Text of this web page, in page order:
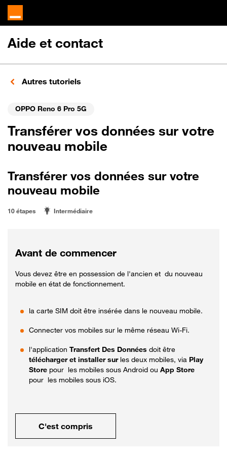
Aide et contact
Autres tutoriels
OPPO Reno 6 Pro 5G
Transférer vos données sur votre
nouveau mobile
Transférer vos données sur votre
nouveau mobile
10 étapes Intermédiaire
Avant de commencer
Vous devez être en possession de l'ancien et du nouveau
mobile en état de fonctionnement.
la carte SIM doit être insérée dans le nouveau mobile.
Connecter vos mobiles sur le même réseau Wi-Fi.
l'application Transfert Des Données doit être
télécharger et installer sur les deux mobiles, via Play
Store pour les mobiles sous Android ou App Store
pour les mobiles sous iOS.
C'est compris